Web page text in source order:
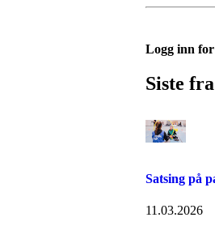
Logg inn
Siste
Satsing på
11.03.2026